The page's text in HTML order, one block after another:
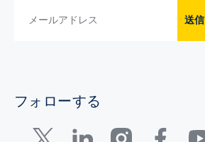
送信
フォローする